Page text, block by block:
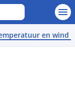
en wind